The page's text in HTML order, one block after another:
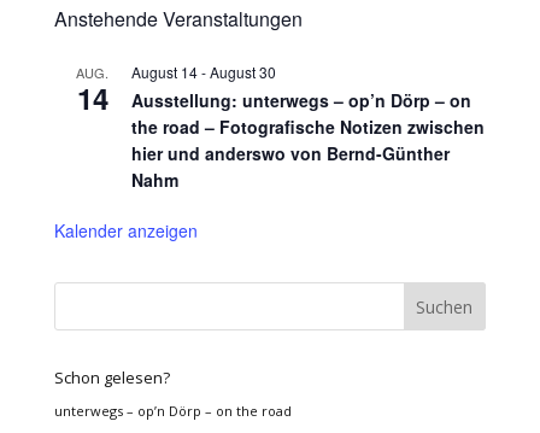
Anstehende Veranstaltungen
AUG.
14
August 14-August 30
Ausstellung: unterwegs – op’n Dörp – on
the road – Fotografische Notizen zwischen
hier und anderswo von Bernd-Günther
Nahm
Kalender anzeigen
Schon gelesen?
unterwegs – op’n Dörp – on the road